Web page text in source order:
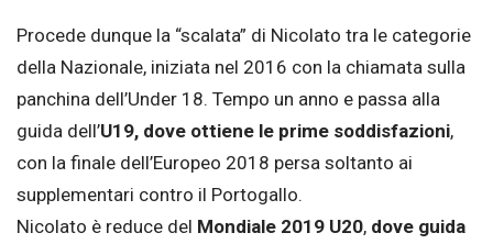
Procede dunque la “scalata” di Nicolato tra le categorie
della Nazionale, iniziata nel 2016 con la chiamata sulla
panchina dell’Under 18. Tempo un anno e passa alla
guida dell’U19, dove ottiene le prime soddisfazioni,
con la finale dell’Europeo 2018 persa soltanto ai
supplementari contro il Portogallo.
Nicolato è reduce del Mondiale 2019 U20, dove guida